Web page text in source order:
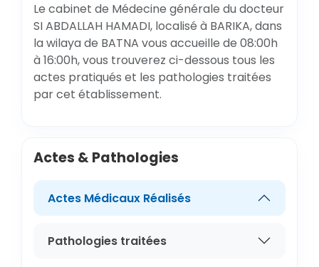
Le cabinet de Médecine générale du docteur
SI ABDALLAH HAMADI, localisé à BARIKA, dans
la wilaya de BATNA vous accueille de 08:00h
à 16:00h, vous trouverez ci-dessous tous les
actes pratiqués et les pathologies traitées
par cet établissement.
Actes & Pathologies
Actes Médicaux Réalisés
Pathologies traitées